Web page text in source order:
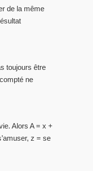
de la même
toujours être
ne
Alors A = x +
z = se